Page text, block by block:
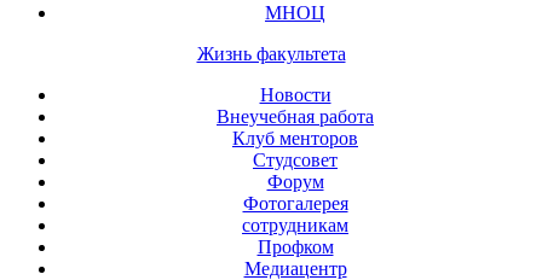
МНОЦ
Жизнь факультета
Новости
Внеучебная работа
Клуб менторов
Студсовет
Форум
Фотогалерея
сотрудникам
Профком
Медиацентр